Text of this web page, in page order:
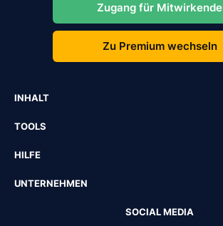
Zugang für Mitwirkende
Zu Premium wechseln
INHALT
TOOLS
HILFE
UNTERNEHMEN
SOCIAL MEDIA